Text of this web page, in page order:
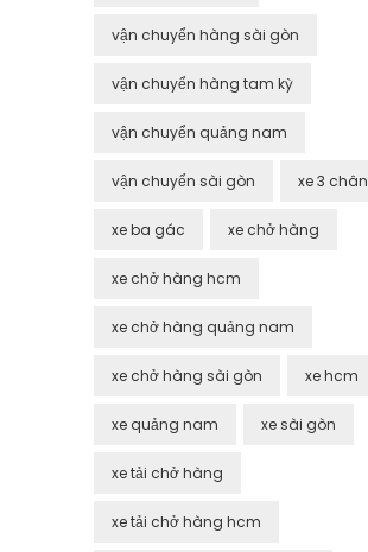
vận chuyển hàng sài gòn
vận chuyển hàng tam kỳ
vận chuyển quảng nam
vận chuyển sài gòn xe 3 chân
xe ba gác xe chở hàng
xe chở hàng hcm
xe chở hàng quảng nam
xe chở hàng sài gòn xe hcm
xe quảng nam xe sài gòn
xe tải chở hàng
xe tải chở hàng hcm